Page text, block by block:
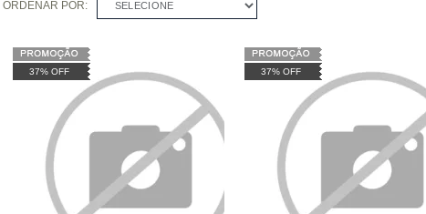
ORDENAR POR: SELECIONE
37% OFF 37% OFF